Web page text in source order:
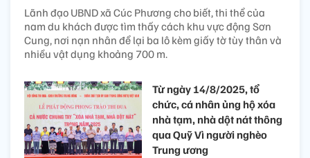
Lãnh đạo UBND xã Cúc Phương cho biết, thi thể của
nam du khách được tìm thấy cách khu vực động Sơn
Cung, nơi nạn nhân để lại ba lô kèm giấy tờ tùy thân và
nhiều vật dụng khoảng 700 m.
Từ ngày 14/8/2025, tổ
chức, cá nhân ủng hộ xóa
nhà tạm, nhà dột nát thông
qua Quỹ Vì người nghèo
Trung ương